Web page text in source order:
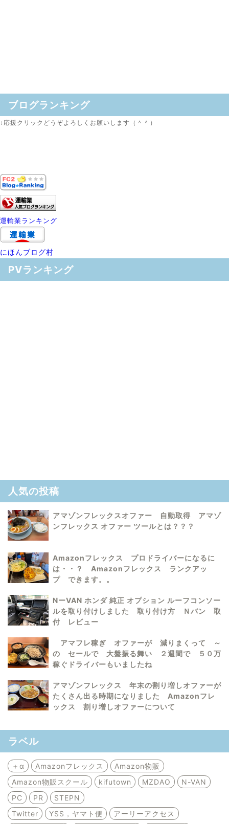
ブログランキング
↓応援クリックどうぞよろしくお願いします（＾＾）
運輸業ランキング
にほんブログ村
PVランキング
人気の投稿
アマゾンフレックスオファー 自動取得 アマゾ
ンフレックス オファー ツールとは？？？
Amazonフレックス プロドライバーになるに
は・・？ Amazonフレックス ランクアッ
プ できます。。
NーVAN ホンダ 純正 オプション ルーフコンソー
ルを取り付けしました 取り付け方 Ｎバン 取
付 レビュー
アマフレ稼ぎ オファーが 減りまくって ～
の セールで 大盤振る舞い ２週間で ５０万
稼ぐドライバーもいましたね
アマゾンフレックス 年末の割り増しオファーが
たくさん出る時期になりました Amazonフレ
ックス 割り増しオファーについて
ラベル
＋α Amazonフレックス
Amazon物販
Amazon物販スクール
kifutown MZDAO
N-VAN
PC
PR
STEPN
Twitter
YSS，ヤマト便
アーリーアクセス